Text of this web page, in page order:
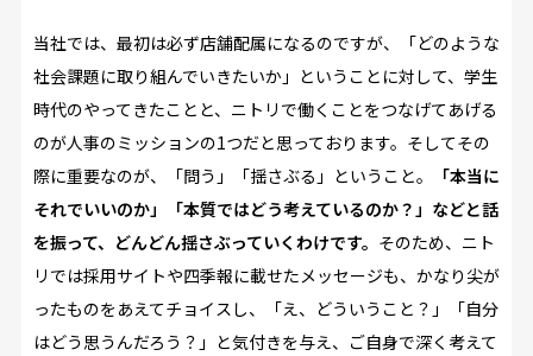
当社では、最初は必ず店舗配属になるのですが、「どのような
社会課題に取り組んでいきたいか」ということに対して、学生
時代のやってきたことと、ニトリで働くことをつなげてあげる
のが人事のミッションの1つだと思っております。そしてその
際に重要なのが、「問う」「揺さぶる」ということ。
「本当に
それでいいのか」「本質ではどう考えているのか？」などと話
を振って、どんどん揺さぶっていくわけです。 そのため、ニト
リでは採用サイトや四季報に載せたメッセージも、かなり尖が
ったものをあえてチョイスし、「え、どういうこと？」「自分
はどう思うんだろう？」と気付きを与え、ご自身で深く考えて